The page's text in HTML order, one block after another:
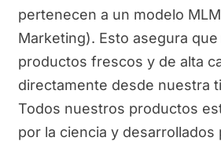
pertenecen a un modelo
Marketing). Esto asegura
productos frescos y de alta
directamente desde nuestra
Todos nuestros productos
por la ciencia y desarrollados